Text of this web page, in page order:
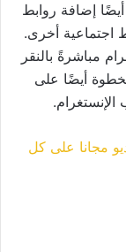
أيضًا إضافة روابط
اجتماعية أخرى.
مباشرةً بالنقر
أيضًا على
مجانا على كل